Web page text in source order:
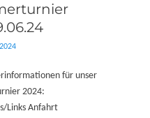
für unser
2024:
Links Anfahrt